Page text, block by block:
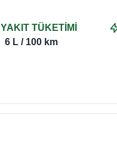
YAKIT TÜKETİMİ
6 L / 100 km